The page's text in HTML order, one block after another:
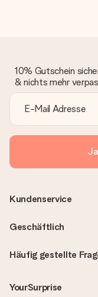
10% Gutschein
& nichts mehr
Häufig gestellte
YourSurprise
Kundenservice
Geschäftlich